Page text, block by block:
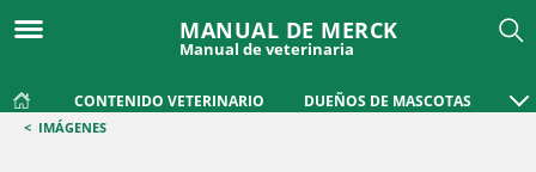
MANUAL DE MERCK
Manual de veterinaria
CONTENIDO VETERINARIO DUEÑOS DE MASCOTAS
< IMÁGENES